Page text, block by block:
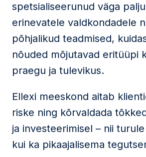
spetsialiseerunud väga
erinevatele valdkondadele
põhjalikud teadmised,
nõuded mõjutavad eritüüpi
praegu ja tulevikus.
Ellexi meeskond aitab
riske ning kõrvaldada
ja investeerimisel – nii
kui ka pikaajalisema